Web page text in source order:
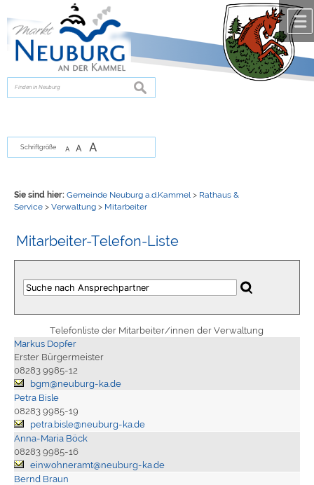
zur Navigationoder
springen.
suchen
Schriftgröße A A A
Sie sind hier: Gemeinde Neuburg a.d.Kammel > Rathaus &
Service> Verwaltung> Mitarbeiter
Mitarbeiter-Telefon-Liste
Telefonliste der Mitarbeiter/innen der Verwaltung
Markus Dopfer
Erster Bürgermeister
08283 9985-12
bgm@neuburg-ka.de
Petra Bisle
08283 9985-19
petra.bisle@neuburg-ka.de
Anna-Maria Böck
08283 9985-16
einwohneramt@neuburg-ka.de
Bernd Braun